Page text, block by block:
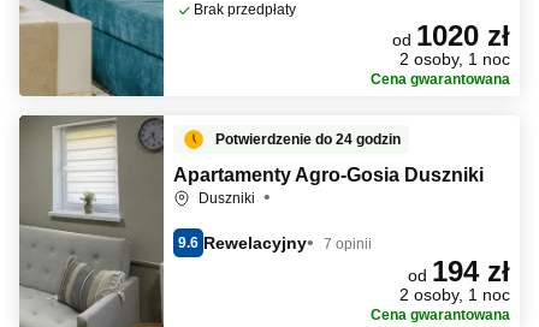
Brak przedpłaty
od 1020 zł
2 osoby, 1 noc
Cena gwarantowana
Potwierdzenie do 24 godzin
Apartamenty Agro-Gosia Duszniki
Duszniki
9.6 Rewelacyjny 7 opinii
od 194 zł
2 osoby, 1 noc
Cena gwarantowana